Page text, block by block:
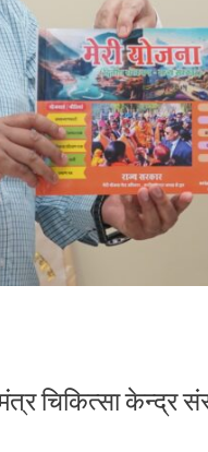
चिकित्सा